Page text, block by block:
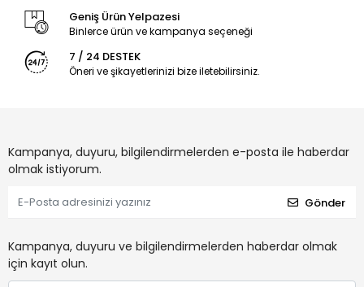
Geniş Ürün Yelpazesi
Binlerce ürün ve kampanya seçeneği
7 / 24 DESTEK
Öneri ve şikayetlerinizi bize iletebilirsiniz.
Kampanya, duyuru, bilgilendirmelerden e-posta ile haberdar
olmak istiyorum.
Gönder
Kampanya, duyuru ve bilgilendirmelerden haberdar olmak
için kayıt olun.